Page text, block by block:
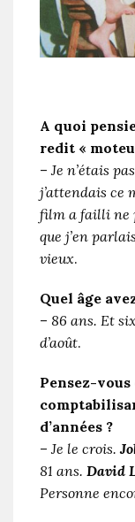
A quoi
redit «
– Je n’étais
j’attendais ce
film a failli ne
que j’en
vieux.
Quel âge
– 86 ans. Et
d’août.
Pensez-
d’années ?
– Je le crois.
81 ans. David
Personne